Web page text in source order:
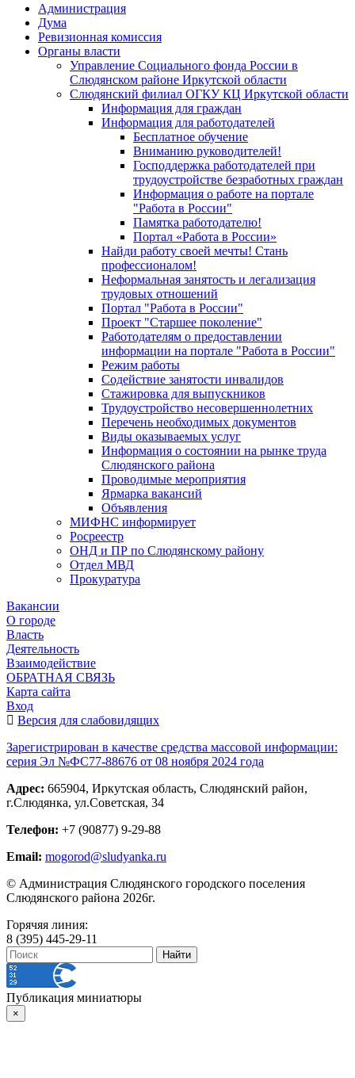
Администрация
Дума
Ревизионная комиссия
Органы власти
Управление Социального фонда России в
Слюдянском районе Иркутской области
Слюдянский филиал ОГКУ КЦ Иркутской области
Информация для граждан
Информация для работодателей
Бесплатное обучение
Вниманию руководителей!
Господдержка работодателей при
трудоустройстве безработных граждан
Информация о работе на портале
"Работа в России"
Памятка работодателю!
Портал «Работа в России»
Найди работу своей мечты! Стань
профессионалом!
Неформальная занятость и легализация
трудовых отношений
Портал "Работа в России"
Проект "Старшее поколение"
Работодателям о предоставлении
информации на портале "Работа в России"
Режим работы
Содействие занятости инвалидов
Стажировка для выпускников
Трудоустройство несовершеннолетних
Перечень необходимых документов
Виды оказываемых услуг
Информация о состоянии на рынке труда
Слюдянского района
Проводимые мероприятия
Ярмарка вакансий
Объявления
МИФНС информирует
Росреестр
ОНД и ПР по Слюдянскому району
Отдел МВД
Прокуратура
Вакансии
О городе
Власть
Деятельность
Взаимодействие
ОБРАТНАЯ СВЯЗЬ
Карта сайта
Вход
Версия для слабовидящих
Зарегистрирован в качестве средства массовой информации:
серия Эл №ФС77-88676 от 08 ноября 2024 года
Адрес: 665904, Иркутская область, Слюдянский район,
г.Слюдянка, ул.Советская, 34
Телефон: +7 (90877) 9-29-88
Email: mogorod@sludyanka.ru
© Администрация Слюдянского городского поселения
Слюдянского района 2026г.
Горячяя линия:
8 (395) 445-29-11
Публикация миниатюры
×